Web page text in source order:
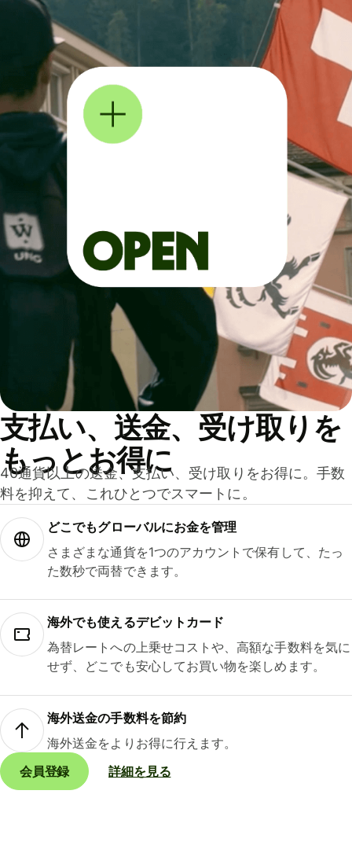
支払い、送金、受け取りを
もっとお得に
40通貨以上の送金、支払い、受け取りをお得に。手数
料を抑えて、これひとつでスマートに。
どこでもグ⁠ロ⁠ー⁠バ⁠ルにお金を管理
さまざまな通貨を1つのアカウントで保有して、たっ
た数秒で両替できます。
海外でも使えるデビットカード
為替レートへの上乗せコストや、高額な手数料を気に
せず、どこでも安心してお買い物を楽しめます。
海外送金の手数料を節約
海外送金をよりお得に行えます。
会員登録
詳細を見る